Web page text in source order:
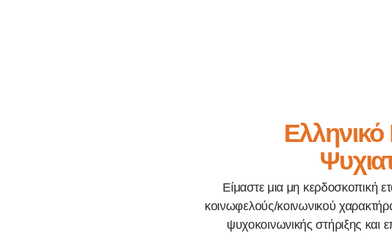
Ελληνικό
Είμαστε μια μη κερδοσκοπική
κοινωφελούς/κοινωνικού
ψυχοκοινωνικής στήριξης και